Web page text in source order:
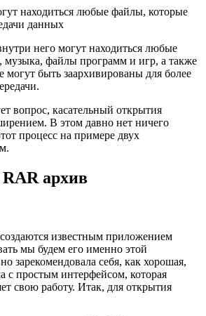
находиться любые файлы, которые
данных
него могут находиться любые
файлы программ и игр, а также
быть заархивированы для более
вопрос, касательный открытия
В этом давно нет ничего
процесс на примере двух
архив
известным приложением
мы будем его именно этой
зарекомендовала себя, как хорошая,
с простым интерфейсом, которая
свою работу. Итак, для открытия